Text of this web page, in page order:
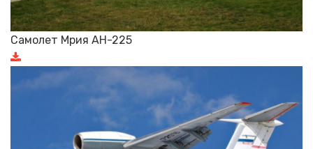
Самолет Мрия АН-225